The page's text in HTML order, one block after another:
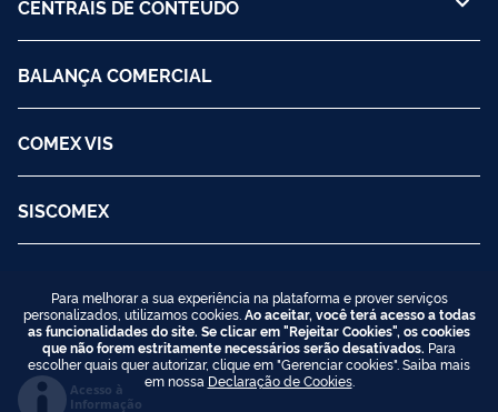
CENTRAIS DE CONTEÚDO
BALANÇA COMERCIAL
COMEX VIS
SISCOMEX
Acesso à
Informação
Para melhorar a sua experiência na plataforma e prover serviços
personalizados, utilizamos cookies. Ao aceitar, você terá acesso a todas
as funcionalidades do site. Se clicar em "Rejeitar Cookies", os cookies
que não forem estritamente necessários serão desativados. Para
escolher quais quer autorizar, clique em "Gerenciar cookies". Saiba mais
em nossa Declaração de Cookies.